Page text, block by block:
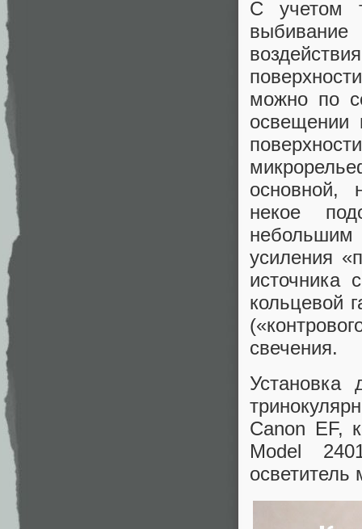
С учетом
выбивание
можно по
освещении
основной,
некое
усиления
источника
кольцевой
свечения.
Установка
Canon EF,
Model